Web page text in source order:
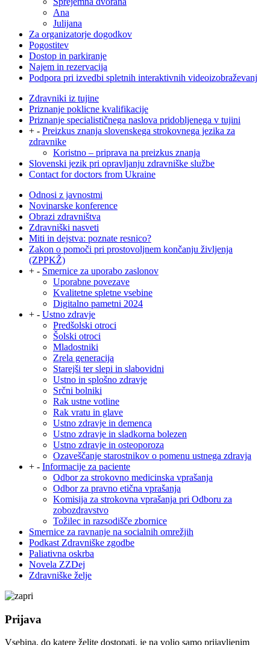
Ana
Julijana
Za organizatorje dogodkov
Pogostitev
Dostop in parkiranje
Najem in rezervacija
Podpora pri izvedbi spletnih interaktivnih videoizobraževanj
Zdravniki iz tujine
Priznanje poklicne kvalifikacije
Priznanje specialističnega naslova pridobljenega v tujini
+ - Preizkus znanja slovenskega strokovnega jezika za
zdravnike
Koristno – priprava na preizkus znanja
Slovenski jezik pri opravljanju zdravniške službe
Contact for doctors from Ukraine
Odnosi z javnostmi
Novinarske konference
Obrazi zdravništva
Zdravniški nasveti
Miti in dejstva: poznate resnico?
Zakon o pomoči pri prostovoljnem končanju življenja
(ZPPKŽ)
+ - Smernice za uporabo zaslonov
Uporabne povezave
Kvalitetne spletne vsebine
Digitalno pametni 2024
+ - Ustno zdravje
Predšolski otroci
Šolski otroci
Mladostniki
Zrela generacija
Starejši ter slepi in slabovidni
Ustno in splošno zdravje
Srčni bolniki
Rak ustne votline
Rak vratu in glave
Ustno zdravje in demenca
Ustno zdravje in sladkorna bolezen
Ustno zdravje in osteoporoza
Ozaveščanje starostnikov o pomenu ustnega zdravja
+ - Informacije za paciente
Odbor za strokovno medicinska vprašanja
Odbor za pravno etična vprašanja
Komisija za strokovna vprašanja pri Odboru za
zobozdravstvo
Tožilec in razsodišče zbornice
Smernice za ravnanje na socialnih omrežjih
Podkast Zdravniške zgodbe
Paliativna oskrba
Novela ZZDej
Zdravniške želje
Prijava
Vsebina, do katere želite dostopati, je na voljo samo prijavljenim